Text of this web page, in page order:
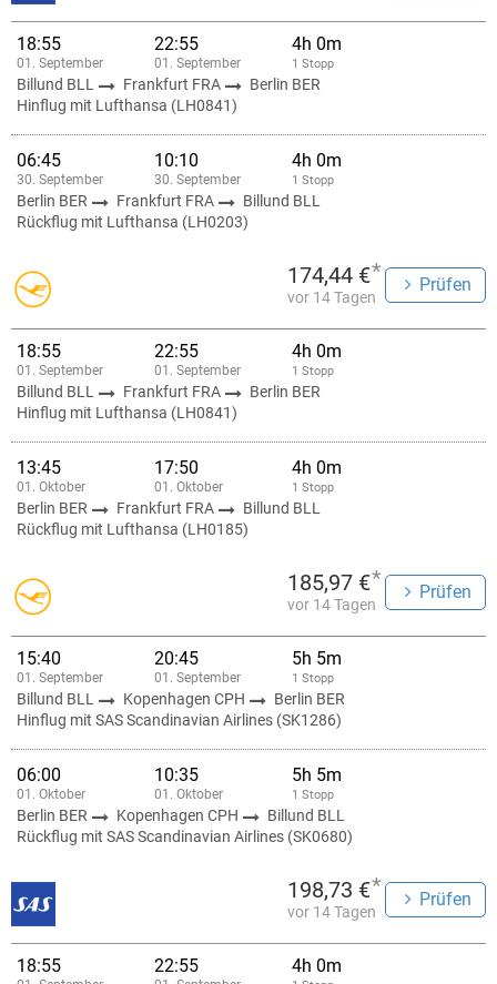
18:55
01. September
22:55
01. September
4h 0m
1 Stopp
Billund BLL Frankfurt FRA
Berlin BER
Hinflug mit Lufthansa (LH0841)
06:45
30. September
10:10
30. September
4h 0m
1 Stopp
Berlin BER Frankfurt FRA
Billund BLL
Rückflug mit Lufthansa (LH0203)
174,44 €*
vor 14 Tagen
Prüfen
18:55
01. September
22:55
01. September
4h 0m
1 Stopp
Billund BLL Frankfurt FRA
Berlin BER
Hinflug mit Lufthansa (LH0841)
13:45
01. Oktober
17:50
01. Oktober
4h 0m
1 Stopp
Berlin BER Frankfurt FRA
Billund BLL
Rückflug mit Lufthansa (LH0185)
185,97 €*
vor 14 Tagen
Prüfen
15:40
01. September
20:45
01. September
5h 5m
1 Stopp
Billund BLL Kopenhagen CPH
Berlin BER
Hinflug mit SAS Scandinavian Airlines (SK1286)
06:00
01. Oktober
10:35
01. Oktober
5h 5m
1 Stopp
Berlin BER Kopenhagen CPH
Billund BLL
Rückflug mit SAS Scandinavian Airlines (SK0680)
198,73 €*
vor 14 Tagen
Prüfen
18:55 22:55 4h 0m